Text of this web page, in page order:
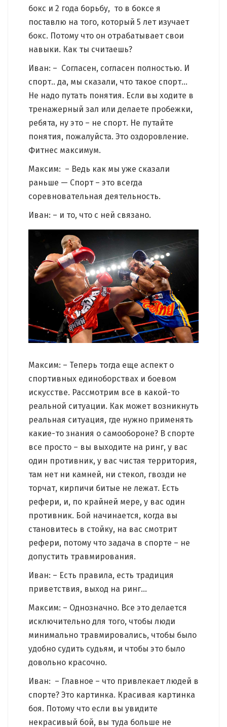
бокс и 2 года борьбу, то в боксе я
поставлю на того, который 5 лет изучает
бокс. Потому что он отрабатывает свои
навыки. Как ты считаешь?
Иван: – Согласен, согласен полностью. И
спорт.. да, мы сказали, что такое спорт…
Не надо путать понятия. Если вы ходите в
тренажерный зал или делаете пробежки,
ребята, ну это – не спорт. Не путайте
понятия, пожалуйста. Это оздоровление.
Фитнес максимум.
Максим: – Ведь как мы уже сказали
раньше — Спорт – это всегда
соревновательная деятельность.
Иван: – и то, что с ней связано.
Максим: – Теперь тогда еще аспект о
спортивных единоборствах и боевом
искусстве. Рассмотрим все в какой-то
реальной ситуации. Как может возникнуть
реальная ситуация, где нужно применять
какие-то знания о самообороне? В спорте
все просто – вы выходите на ринг, у вас
один противник, у вас чистая территория,
там нет ни камней, ни стекол, гвозди не
торчат, кирпичи битые не лежат. Есть
рефери, и, по крайней мере, у вас один
противник. Бой начинается, когда вы
становитесь в стойку, на вас смотрит
рефери, потому что задача в спорте – не
допустить травмирования.
Иван: – Есть правила, есть традиция
приветствия, выход на ринг…
Максим: – Однозначно. Все это делается
исключительно для того, чтобы люди
минимально травмировались, чтобы было
удобно судить судьям, и чтобы это было
довольно красочно.
Иван: – Главное – что привлекает людей в
спорте? Это картинка. Красивая картинка
боя. Потому что если вы увидите
некрасивый бой, вы туда больше не